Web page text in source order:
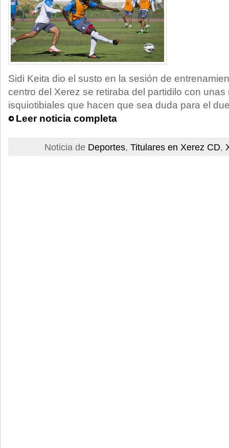
Sidi Keita dio el susto en la sesión de
centro del Xerez se retiraba del partidilo con unas
isquiotibiales que hacen que sea duda para el
Leer noticia completa
Noticia de Deportes, Titulares en Xerez CD,